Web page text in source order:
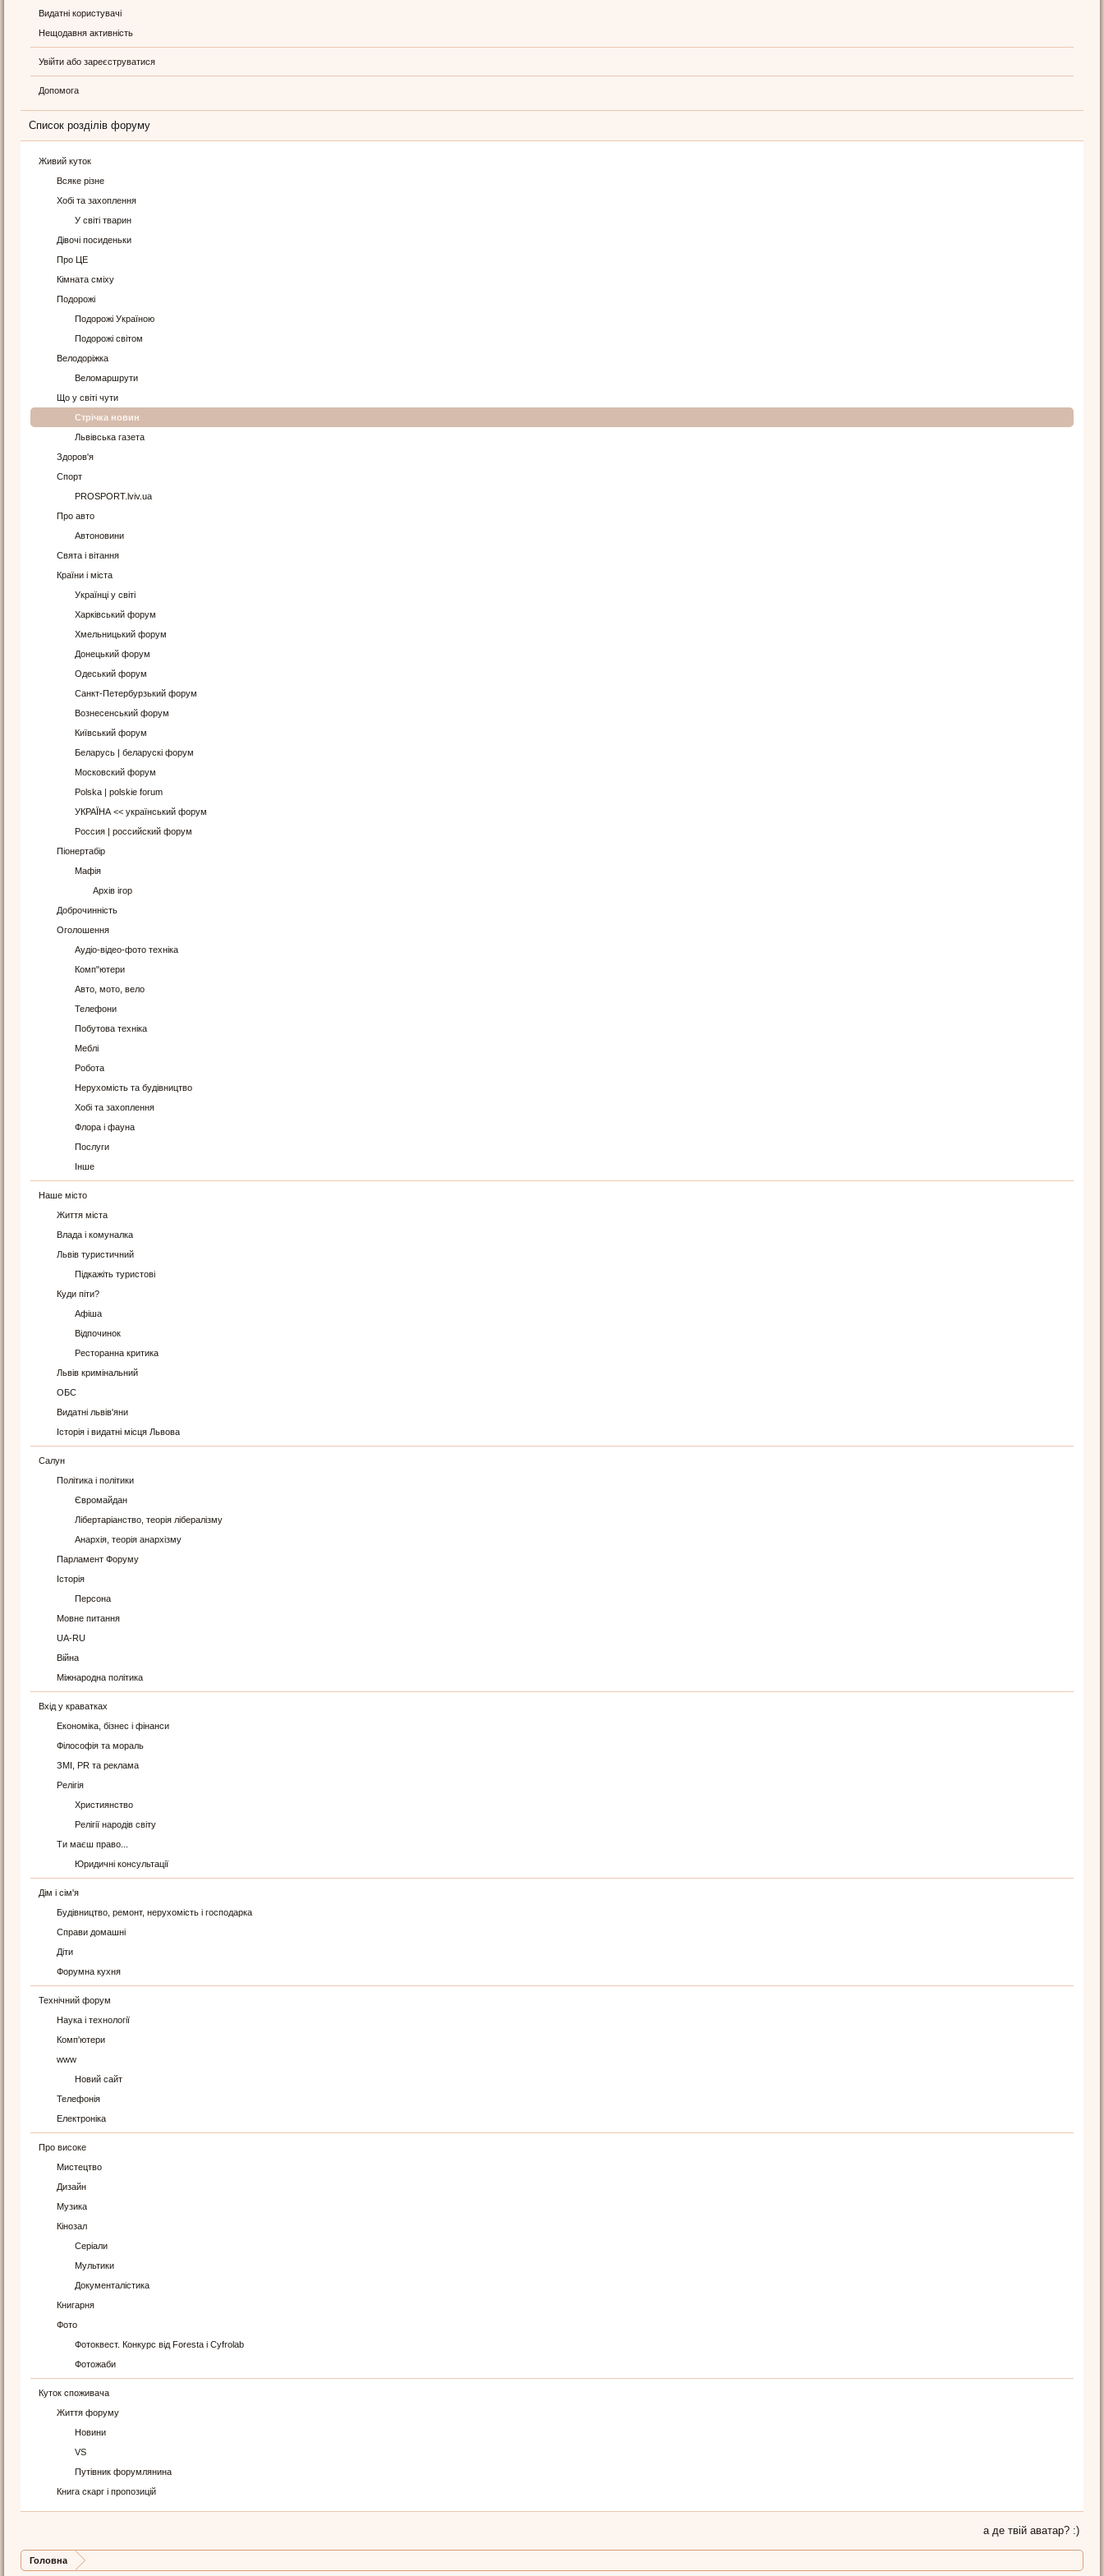
Видатні користувачі
Нещодавня активність
Увійти або зареєструватися
Допомога
Список розділів форуму
Живий куток
Всяке різне
Хобі та захоплення
У світі тварин
Дівочі посиденьки
Про ЦЕ
Кімната сміху
Подорожі
Подорожі Україною
Подорожі світом
Велодоріжка
Веломаршрути
Що у світі чути
Стрічка новин
Львівська газета
Здоров'я
Спорт
PROSPORT.lviv.ua
Про авто
Автоновини
Свята і вітання
Країни і міста
Українці у світі
Харківський форум
Хмельницький форум
Донецький форум
Одеський форум
Санкт-Петербурзький форум
Вознесенський форум
Київський форум
Беларусь | беларускі форум
Московский форум
Polska | polskie forum
УКРАЇНА << український форум
Россия | российский форум
Піонертабір
Мафія
Архів ігор
Доброчинність
Оголошення
Аудіо-відео-фото техніка
Комп"ютери
Авто, мото, вело
Телефони
Побутова техніка
Меблі
Робота
Нерухомість та будівництво
Хобі та захоплення
Флора і фауна
Послуги
Інше
Наше місто
Життя міста
Влада і комуналка
Львів туристичний
Підкажіть туристові
Куди піти?
Афіша
Відпочинок
Ресторанна критика
Львів кримінальний
ОБС
Видатні львів'яни
Історія і видатні місця Львова
Салун
Політика і політики
Євромайдан
Лібертаріанство, теорія лібералізму
Анархія, теорія анархізму
Парламент Форуму
Історія
Персона
Мовне питання
UA-RU
Війна
Міжнародна політика
Вхід у краватках
Економіка, бізнес і фінанси
Філософія та мораль
ЗМІ, PR та реклама
Релігія
Християнство
Релігії народів світу
Ти маєш право...
Юридичні консультації
Дім і сім'я
Будівництво, ремонт, нерухомість і господарка
Справи домашні
Діти
Форумна кухня
Технічний форум
Наука і технології
Комп'ютери
www
Новий сайт
Телефонія
Електроніка
Про високе
Мистецтво
Дизайн
Музика
Кінозал
Серіали
Мультики
Документалістика
Книгарня
Фото
Фотоквест. Конкурс від Foresta і Cyfrolab
Фотожаби
Куток споживача
Життя форуму
Новини
VS
Путівник форумлянина
Книга скарг і пропозицій
а де твій аватар? :)
Головна